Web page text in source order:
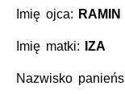
Imię ojca: RAMIN
Imię matki: IZA
Nazwisko